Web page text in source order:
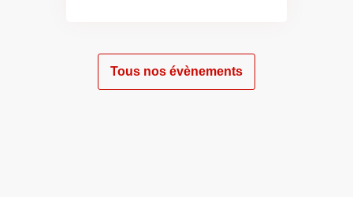
Tous nos évènements